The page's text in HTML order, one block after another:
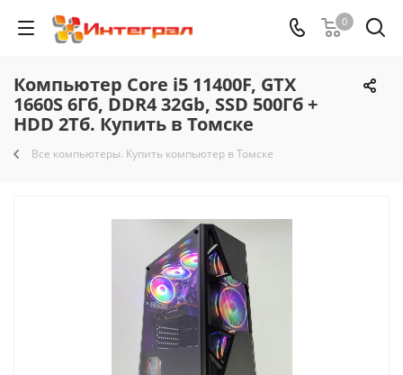
0
Компьютер Core i5 11400F, GTX
1660S 6Гб, DDR4 32Gb, SSD 500Гб +
HDD 2Тб. Купить в Томске
Все компьютеры. Купить компьютер в Томске